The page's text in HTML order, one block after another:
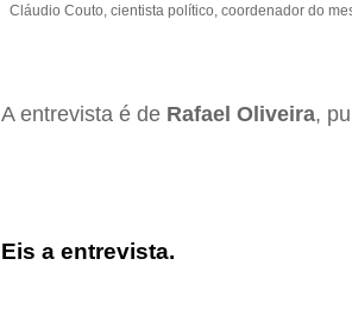
Cláudio Couto, cientista político, coordenador do
A entrevista é de Rafael Oliveira,
Eis a entrevista.